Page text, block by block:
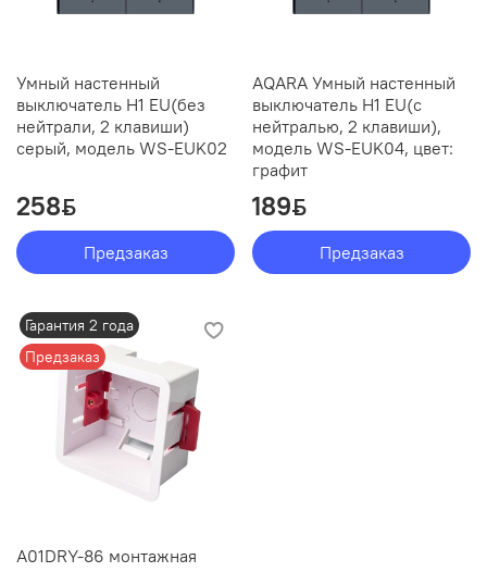
Умный настенный
выключатель H1 EU(без
нейтрали, 2 клавиши)
серый, модель WS-EUK02
258ƃ
Предзаказ
AQARA Умный настенный
выключатель H1 EU(с
нейтралью, 2 клавиши),
модель WS-EUK04, цвет:
графит
189ƃ
Предзаказ
Гарантия 2 года
Предзаказ
A01DRY-86 монтажная